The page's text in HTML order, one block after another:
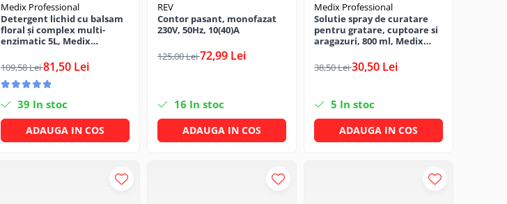
Medix Professional
Detergent lichid cu balsam
floral și complex multi-
enzimatic 5L, Medix
109,58 Lei81,50 Lei
39 In stoc
ADAUGA IN COS
REV
Contor pasant, monofazat
230V, 50Hz, 10(40)A
125,00 Lei72,99 Lei
16 In stoc
ADAUGA IN COS
Medix Professional
Solutie spray de curatare
pentru gratare, cuptoare si
aragazuri, 800 ml, Medix
38,50 Lei30,50 Lei
5 In stoc
ADAUGA IN COS